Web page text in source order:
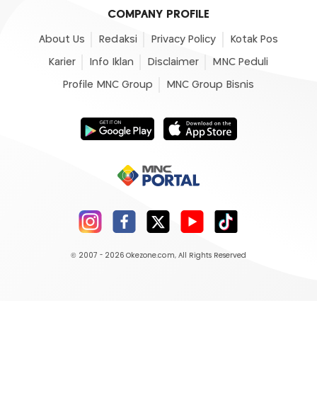
COMPANY PROFILE
About Us Redaksi Privacy Policy Kotak Pos
Karier Info Iklan Disclaimer MNC Peduli
Profile MNC Group MNC Group Bisnis
© 2007 - 2026 Okezone.com, All Rights Reserved